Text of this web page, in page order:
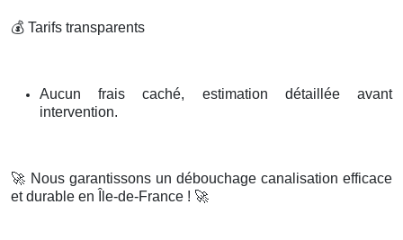
💰 Tarifs transparents
Aucun frais caché, estimation détaillée avant
intervention.
🚀 Nous garantissons un débouchage canalisation efficace
et durable en Île-de-France ! 🚀